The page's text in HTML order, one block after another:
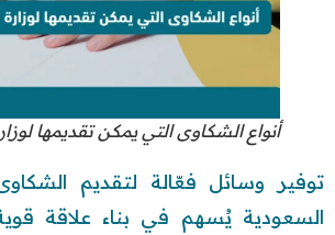
أنواع الشكاوى التي يمكن تقديمها
توفير وسائل فعّالة لتقديم الشكاوى
السعودية يُسهم في بناء علاقة